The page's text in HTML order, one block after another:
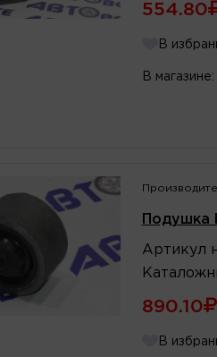
554.80
В
В магазине:
Подушка
Артикул
890.10
В